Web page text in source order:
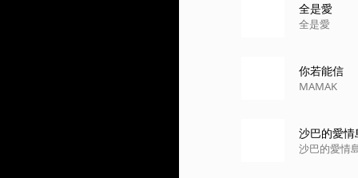
全是愛
全是愛
你若能信
MAMAK
沙巴的愛情
沙巴的愛情